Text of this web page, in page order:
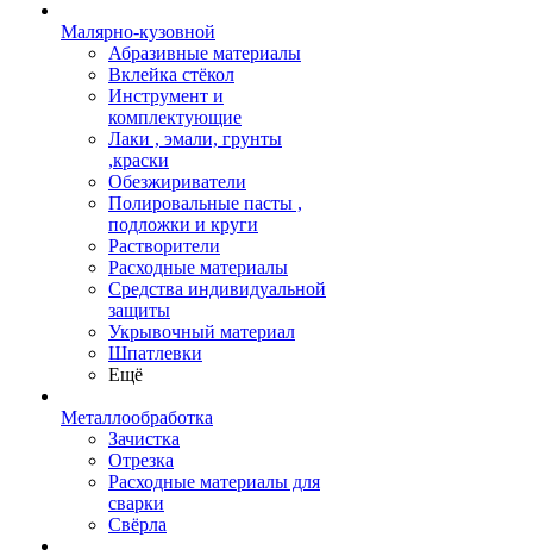
Малярно-кузовной
Абразивные материалы
Вклейка стёкол
Инструмент и
комплектующие
Лаки , эмали, грунты
,краски
Обезжириватели
Полировальные пасты ,
подложки и круги
Растворители
Расходные материалы
Средства индивидуальной
защиты
Укрывочный материал
Шпатлевки
Ещё
Металлообработка
Зачистка
Отрезка
Расходные материалы для
сварки
Свёрла